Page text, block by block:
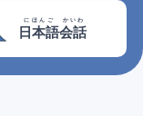
日本語
にほんご
会話
かいわ